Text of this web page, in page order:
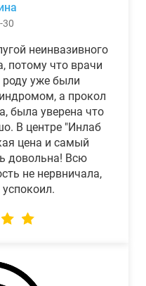
30
неинвазивного
потому что врачи
роду уже были
а прокол
была уверена что
В центре "Инлаб
цена и самый
довольна! Всю
не нервничала,